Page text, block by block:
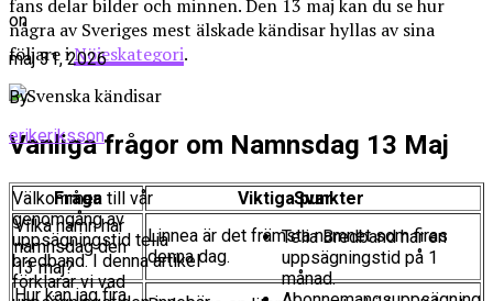
fans delar bilder och minnen. Den 13 maj kan du se hur
några av Sveriges mest älskade kändisar hyllas av sina
följare iNöjeskategori.
Vanliga frågor om Namnsdag 13 Maj
Fråga
Svar
Vilka namn har
namnsdag den
13 maj?
Linnea är det främsta namnet som firas
denna dag.
Hur kan jag fira
on
maj 31, 2026
By
erikeriksson
Välkommen till vår
genomgång av
uppsägningstid telia
bredband. I denna artikel
förklarar vi vad
Viktiga punkter
Telia Bredband har en
uppsägningstid på 1
månad.